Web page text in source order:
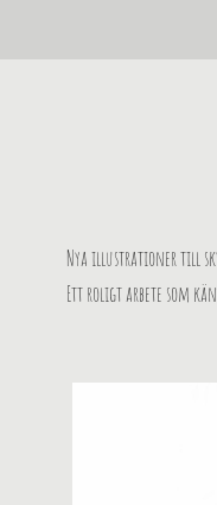
Nya illustrationer till
Ett roligt arbete som